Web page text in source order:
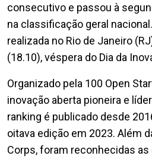
consecutivo e passou à
na classificação geral
realizada no Rio de Janeiro
(18.10), véspera do Dia da
Organizado pela 100 Open
inovação aberta pioneira e
ranking é publicado desde
oitava edição em 2023. Além
Corps, foram reconhecidas